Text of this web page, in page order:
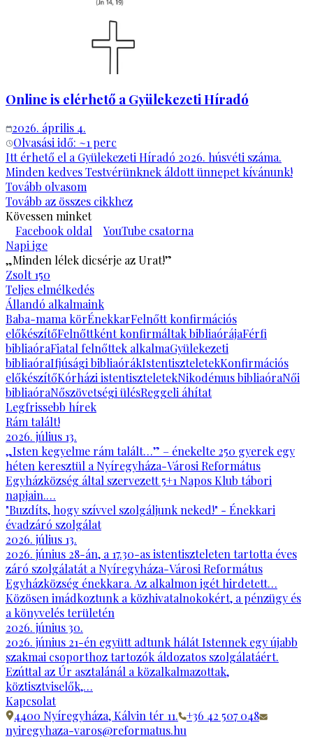
Online is elérhető a Gyülekezeti Híradó
2026. április 4.
Olvasási idő: ~1 perc
Itt érhető el a Gyülekezeti Híradó 2026. húsvéti száma.
Minden kedves Testvérünknek áldott ünnepet kívánunk!
Tovább olvasom
Tovább az összes cikkhez
Kövessen minket
Facebook oldal
YouTube csatorna
Napi ige
„Minden lélek dicsérje az Urat!”
Zsolt 150
Teljes elmélkedés
Állandó alkalmaink
Baba-mama körÉnekkarFelnőtt konfirmációs
előkészítőFelnőttként konfirmáltak bibliaórájaFérfi
bibliaóraFiatal felnőttek alkalmaGyülekezeti
bibliaóraIfjúsági bibliaórákIstentiszteletekKonfirmációs
előkészítőKórházi istentiszteletekNikodémus bibliaóraNői
bibliaóraNőszövetségi ülésReggeli áhítat
Legfrissebb hírek
Rám talált!
2026. július 13.
„Isten kegyelme rám talált…” – énekelte 250 gyerek egy
héten keresztül a Nyíregyháza-Városi Református
Egyházközség által szervezett 5+1 Napos Klub tábori
napjain.…
"Buzdíts, hogy szívvel szolgáljunk neked!" - Énekkari
évadzáró szolgálat
2026. július 13.
2026. június 28-án, a 17.30-as istentiszteleten tartotta éves
záró szolgálatát a Nyíregyháza-Városi Református
Egyházközség énekkara. Az alkalmon igét hirdetett…
Közösen imádkoztunk a közhivatalnokokért, a pénzügy és
a könyvelés területén
2026. június 30.
2026. június 21-én együtt adtunk hálát Istennek egy újabb
szakmai csoporthoz tartozók áldozatos szolgálatáért.
Ezúttal az Úr asztalánál a közalkalmazottak,
köztisztviselők,…
Kapcsolat
4400 Nyíregyháza, Kálvin tér 11.
+36 42 507 048
nyiregyhaza-varos@reformatus.hu